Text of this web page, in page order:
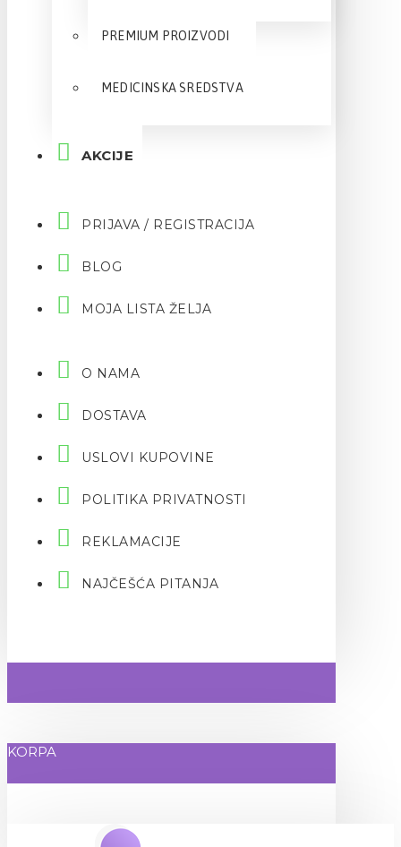
PREMIUM PROIZVODI
MEDICINSKA SREDSTVA
AKCIJE
PRIJAVA / REGISTRACIJA
BLOG
MOJA LISTA ŽELJA
O NAMA
DOSTAVA
USLOVI KUPOVINE
POLITIKA PRIVATNOSTI
REKLAMACIJE
NAJČEŠĆA PITANJA
KORPA